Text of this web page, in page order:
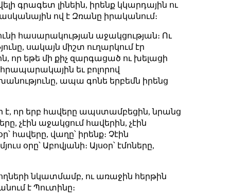
գրագետ լինեին, իրենք կկարդային ու
ով է Զռանը իրականում։
հասարակության աջակցության։ Ու
սակայն միշտ ուղարկում էր
որ եթե մի քիչ զարգացած ու խելացի
եւ բոլորով
ապա գոնե երբեմն իրենց
է, որ երբ հավերը ապստամբեցին, նրանց
չէին աջակցում հավերին, չէին
հավերը, վաղը՝ իրենք։ Չէին
օրը՝ Աբովյանի։ Այսօր՝ էմոները,
նկատմամբ, ու առաջին հերթին
է Պուտինը։